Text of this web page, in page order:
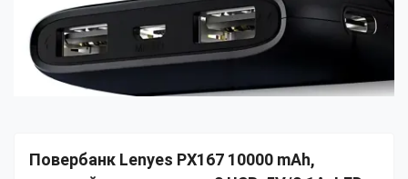
Повербанк Lenyes PX167 10000 mAh,